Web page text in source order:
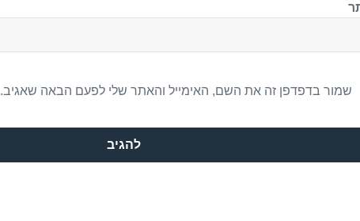
שמור בדפדפן זה את השם, האימייל והאתר שלי לפעם הבאה שאגיב.